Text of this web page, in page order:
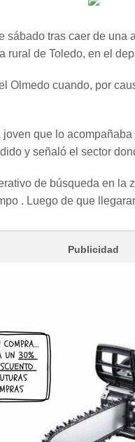
sábado tras caer de
rural de Toledo, en el
Olmedo cuando, por
que lo
y señaló el sector
de búsqueda en
. Luego de que
Publicidad